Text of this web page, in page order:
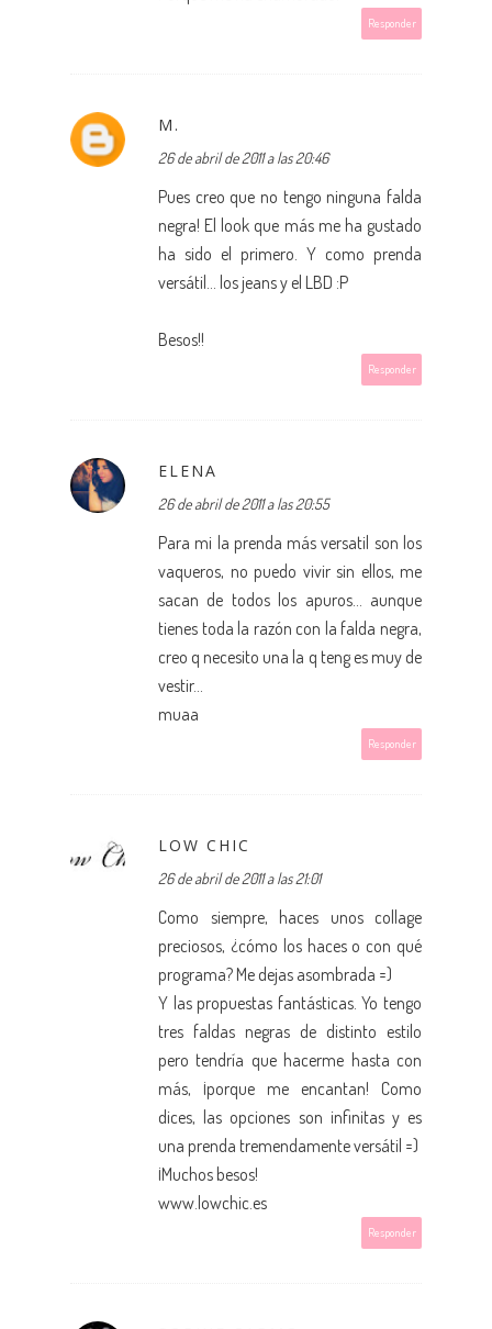
Responder
M.
26 de abril de 2011 a las 20:46
Pues creo que no tengo ninguna falda
negra! El look que más me ha gustado
ha sido el primero. Y como prenda
versátil... los jeans y el LBD :P
Besos!!
Responder
ELENA
26 de abril de 2011 a las 20:55
Para mi la prenda más versatil son los
vaqueros, no puedo vivir sin ellos, me
sacan de todos los apuros... aunque
tienes toda la razón con la falda negra,
creo q necesito una la q teng es muy de
vestir...
muaa
Responder
LOW CHIC
26 de abril de 2011 a las 21:01
Como siempre, haces unos collage
preciosos, ¿cómo los haces o con qué
programa? Me dejas asombrada =)
Y las propuestas fantásticas. Yo tengo
tres faldas negras de distinto estilo
pero tendría que hacerme hasta con
más, ¡porque me encantan! Como
dices, las opciones son infinitas y es
una prenda tremendamente versátil =)
¡Muchos besos!
www.lowchic.es
Responder